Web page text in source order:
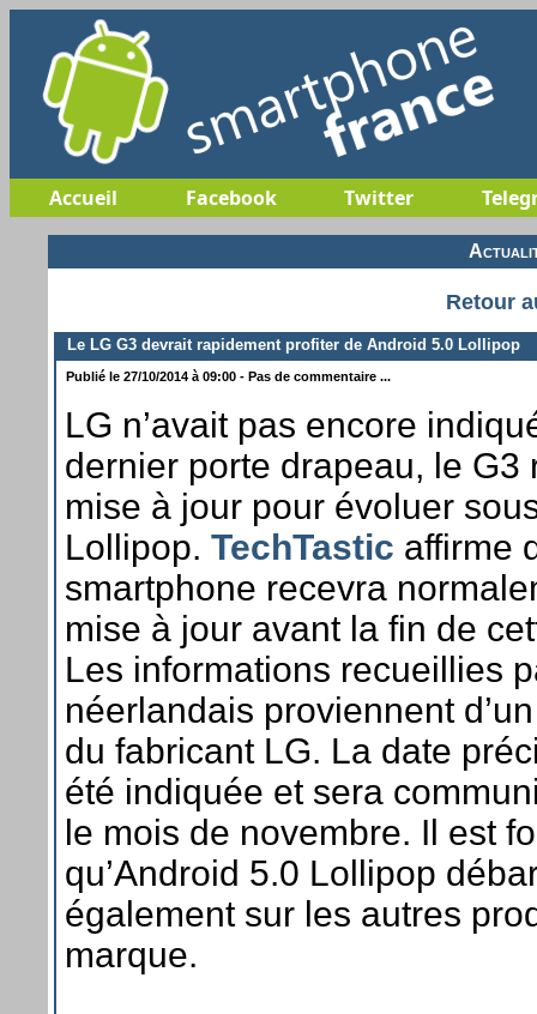
Accueil Facebook Twitter
Retour
Le LG G3 devrait rapidement profiter de Android 5.0 Lollipop
Publié le 27/10/2014 à 09:00 - Pas de commentaire ...
LG n’avait pas encore
dernier porte drapeau, le G3
mise à jour pour évoluer
Lollipop. TechTastic affirme
smartphone recevra
mise à jour avant la fin de
Les informations recueillies
néerlandais proviennent
du fabricant LG. La date
été indiquée et sera
le mois de novembre. Il est
qu’Android 5.0 Lollipop
également sur les autres
marque.